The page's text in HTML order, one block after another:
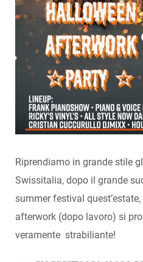
Riprendiamo in grande stile
Swissitalia, dopo il grande
summer festival
afterwork (dopo lavoro) si
veramente strabiliante!